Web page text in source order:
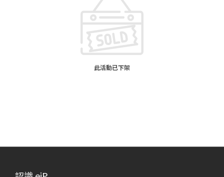
此活動已下架